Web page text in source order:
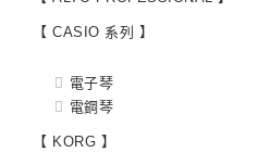
【 CASIO 系列 】
電子琴
電鋼琴
【 KORG 】